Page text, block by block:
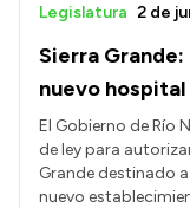
Sierra
nuevo
Legislatura 2 de
El Gobierno de Río
de ley para
Grande destinado
nuevo